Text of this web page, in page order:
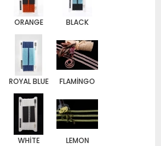
ORANGE BLACK
ROYAL BLUE FLAMİNGO
WHİTE LEMON